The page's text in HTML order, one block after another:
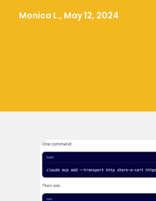
Monica L., May 12, 2024